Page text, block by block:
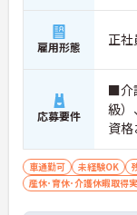
雇用形態 正
応募要件
■介
級）
資
車通勤可 未経験OK
産休･育休･介護休暇取得